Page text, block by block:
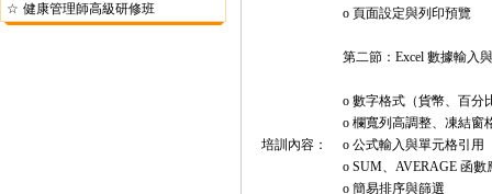
☆ 健康管理師高級研修班
培訓內容：
o 頁面設定與列印預覽
第二節：Excel 數據輸入
o 數字格式（貨幣、百分
o 欄寬列高調整、凍結窗
o 公式輸入與單元格引用
o SUM、AVERAGE 函數
o 簡易排序與篩選